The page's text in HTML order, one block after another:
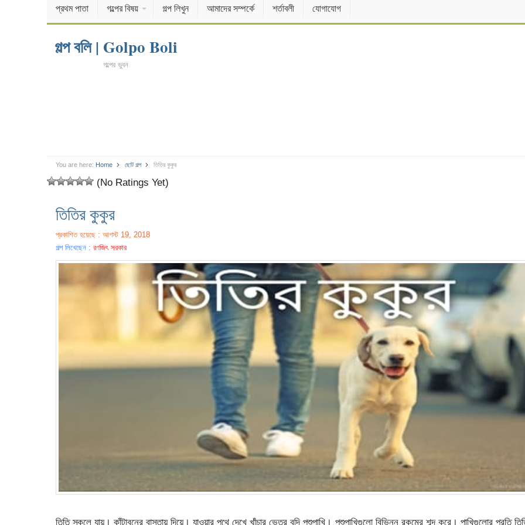
প্রথম পাতা গল্পের বিষয় গল্প লিখুন আমাদের সম্পর্কে শর্তাবলী যোগাযোগ
গল্প বলি | Golpo Boli
গল্পের ভুবন
You are here: Home ছোট গল্প তিতির কুকুর
(No Ratings Yet)
তিতির কুকুর
প্রকাশিত হয়েছে : আগস্ট 19, 2018
গল্প লিখেছেন : রণজিৎ সরকার
তিতি স্কুলে যায়। কাঁটাবনের বাস্তায় দিয়ে। যাওয়ার পথে দেখে খাঁচার ভেতর বন্দি পশুপাখি। পশুপাখিগুলো বিভিন্ন রকমের শব্দ করে। পাখিগুলোর প্রতি